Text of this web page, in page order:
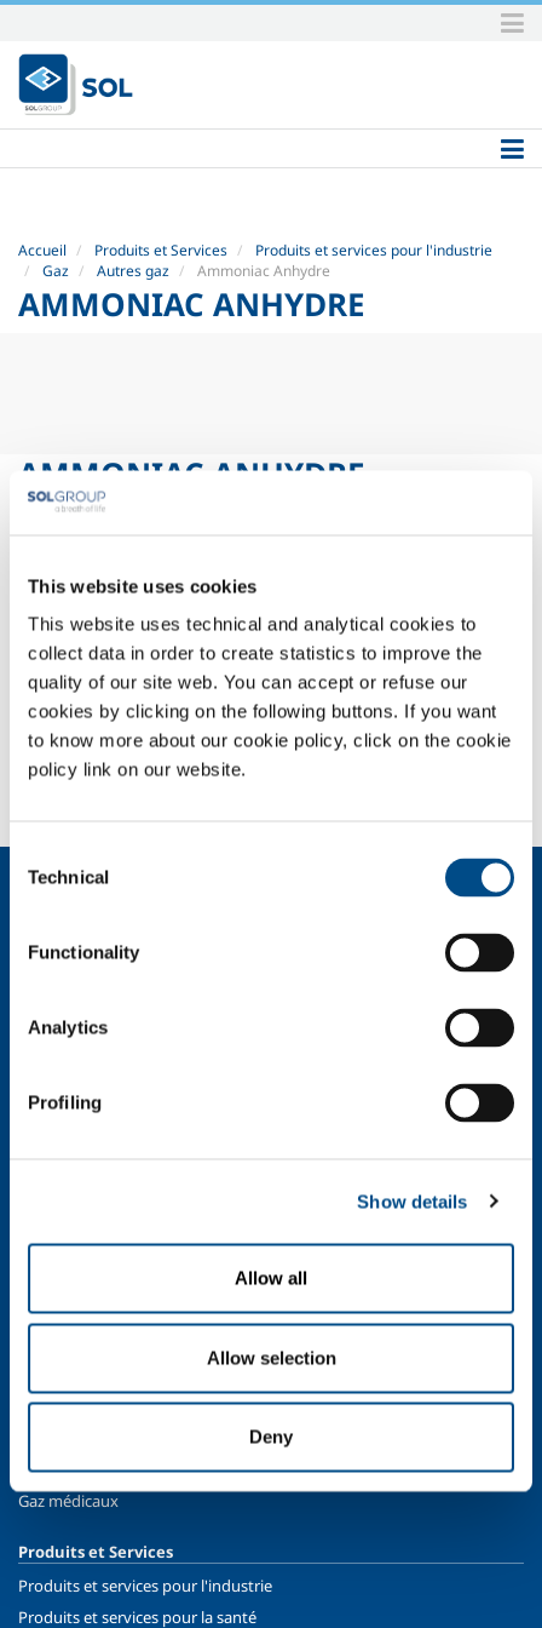
This website uses cookies
This website uses technical and analytical cookies to
collect data in order to create statistics to improve the
quality of our site web. You can accept or refuse our
cookies by clicking on the following buttons. If you want
to know more about our cookie policy, click on the cookie
policy link on our website.
Consent
Selection
Technical
Functionality
Analytics
Profiling
Show details
Allow all
Allow selection
Deny
Aller
au
contenu.
|
à
Accueil Produits et Services
Produits et services pour l'industrie
Gaz
Autres gaz Ammoniac Anhydre
AMMONIAC ANHYDRE
AMMONIAC ANHYDRE
Technologies
Secteurs d'application
SOL pour l'industrie
Besoin d’en savoir plus ?
Qui sommes nous?
Éthique et valeurs
Sécurité, environnement et qualité
Industrie agroalimentaire
GNL - Gaz Naturel Liquéfié
Introduction
Systèmes de distribution des gaz médicaux
Gaz médicaux
Produits et Services
Produits et services pour l'industrie
Produits et services pour la santé